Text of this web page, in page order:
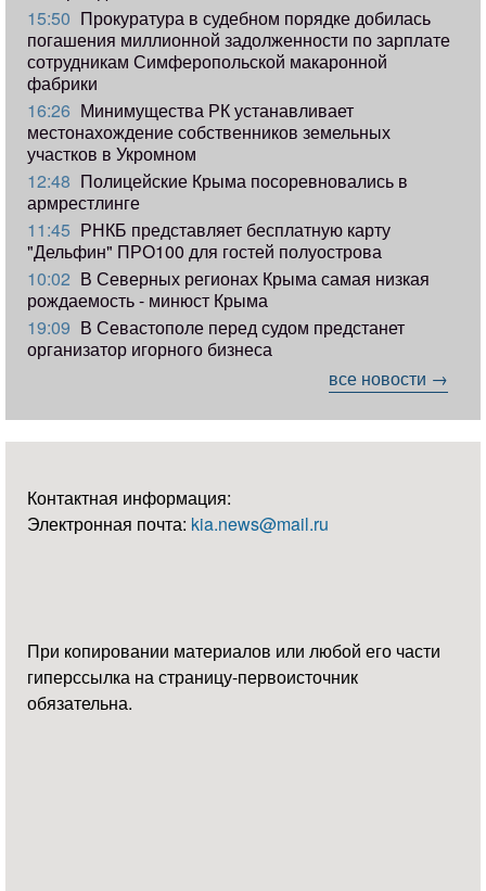
15:50 Прокуратура в судебном порядке добилась
погашения миллионной задолженности по зарплате
сотрудникам Симферопольской макаронной
фабрики
16:26 Минимущества РК устанавливает
местонахождение собственников земельных
участков в Укромном
12:48 Полицейские Крыма посоревновались в
армрестлинге
11:45 РНКБ представляет бесплатную карту
"Дельфин" ПРО100 для гостей полуострова
10:02 В Северных регионах Крыма самая низкая
рождаемость - минюст Крыма
19:09 В Севастополе перед судом предстанет
организатор игорного бизнеса
все новости →
Контактная информация:
Электронная почта: kia.news@mail.ru
При копировании материалов или любой его части
гиперссылка на страницу-первоисточник
обязательна.